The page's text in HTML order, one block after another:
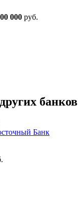
000 руб.
банков
Банк